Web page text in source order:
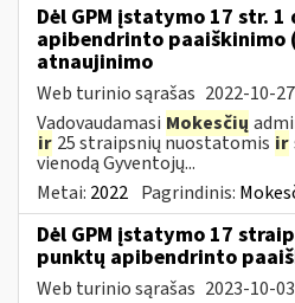
Dėl GPM įstatymo 17 str.
apibendrinto paaiškinimo
atnaujinimo
Web turinio sąrašas 2022-10-27
Vadovaudamasi Mokesčių
ir 25 straipsnių nuostatomis ir
vienodą Gyventojų...
Metai: 2022 Pagrindinis:
Dėl GPM įstatymo 17
punktų apibendrinto
Web turinio sąrašas 2023-10-03